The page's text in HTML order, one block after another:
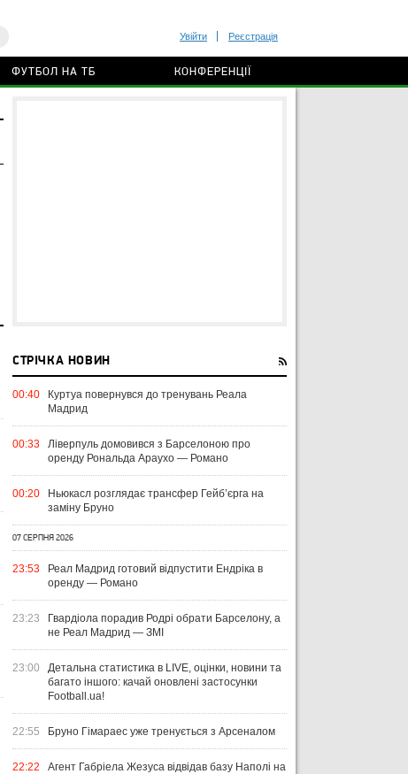
Увійти Реєстрація
ФУТБОЛ НА ТБ КОНФЕРЕНЦІЇ
СТРІЧКА НОВИН
00:40
Куртуа повернувся до тренувань Реала
Мадрид
00:33
Ліверпуль домовився з Барселоною про
оренду Рональда Араухо — Романо
00:20
Ньюкасл розглядає трансфер Гейб’єрга на
заміну Бруно
07 СЕРПНЯ 2026
23:53
Реал Мадрид готовий відпустити Ендріка в
оренду — Романо
23:23
Гвардіола порадив Родрі обрати Барселону, а
не Реал Мадрид — ЗМІ
23:00
Детальна статистика в LIVE, оцінки, новини та
багато іншого: качай оновлені застосунки
Football.ua!
22:55 Бруно Гімараес уже тренується з Арсеналом
22:22
Агент Габріела Жезуса відвідав базу Наполі на